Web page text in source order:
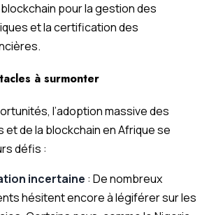
blockchain pour la gestion des
et la certification des
à surmonter
l’adoption massive des
de la blockchain en Afrique se
défis :
incertaine : De nombreux
hésitent encore à légiférer sur les